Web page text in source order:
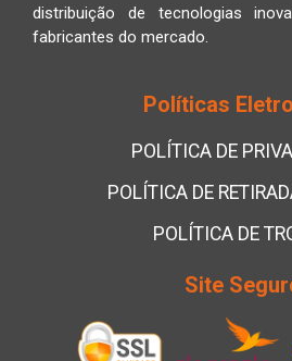
distribuição de tecnologias
fabricantes do mercado.
Políticas
POLÍTICA DE
POLÍTICA DE
POLÍTICA DE
Site